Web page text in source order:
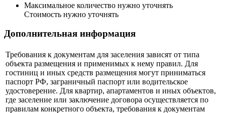
Максимальное количество нужно уточнять
Стоимость нужно уточнять
Дополнительная информация
Требования к документам для заселения зависят от типа
объекта размещения и применимых к нему правил. Для
гостиниц и иных средств размещения могут приниматься
паспорт РФ, заграничный паспорт или водительское
удостоверение. Для квартир, апартаментов и иных объектов,
где заселение или заключение договора осуществляется по
правилам конкретного объекта, требования к документам